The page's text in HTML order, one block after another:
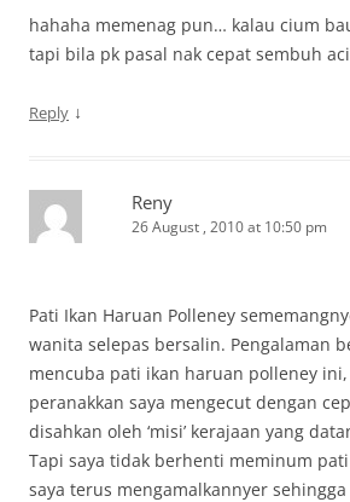
hahaha memenag pun… kalau cium
tapi bila pk pasal nak cepat sembuh
Reply ↓
Reny
26 August , 2010 at 10:50 pm
Pati Ikan Haruan Polleney
wanita selepas bersalin. Pengalaman
mencuba pati ikan haruan polleney
peranakkan saya mengecut dengan
disahkan oleh ‘misi’ kerajaan yang
Tapi saya tidak berhenti meminum
saya terus mengamalkannyer